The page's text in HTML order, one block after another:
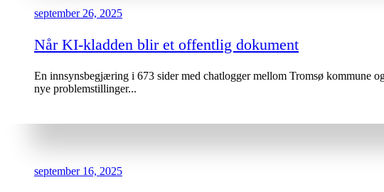
september 26, 2025
Når KI-kladden blir et offentlig dokument
En innsynsbegjæring i 673 sider med chatlogger mellom Tromsø kommune
nye problemstillinger...
september 16, 2025